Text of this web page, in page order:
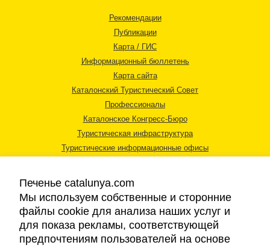
Рекомендации
Публикации
Карта / ГИС
Информационный бюллетень
Карта сайта
Каталонский Туристический Совет
Профессионалы
Каталонское Конгресс-Бюро
Туристическая инфраструктура
Туристические информационные офисы
Правовая информация
Печенье catalunya.com
Мы используем собственные и сторонние
файлы cookie для анализа наших услуг и
для показа рекламы, соответствующей
предпочтениям пользователей на основе